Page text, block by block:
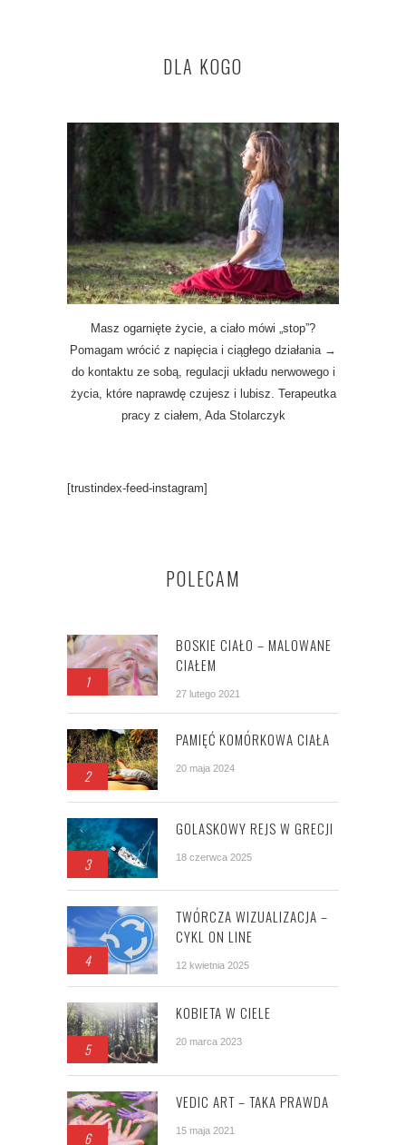
DLA KOGO
Masz ogarnięte życie, a ciało mówi „stop”?
Pomagam wrócić z napięcia i ciągłego działania →
do kontaktu ze sobą, regulacji układu nerwowego i
życia, które naprawdę czujesz i lubisz. Terapeutka
pracy z ciałem, Ada Stolarczyk
[trustindex-feed-instagram]
POLECAM
1
BOSKIE CIAŁO – MALOWANE
CIAŁEM
27 lutego 2021
2
PAMIĘĆ KOMÓRKOWA CIAŁA
20 maja 2024
3
GOLASKOWY REJS W GRECJI
18 czerwca 2025
4
TWÓRCZA WIZUALIZACJA –
CYKL ON LINE
12 kwietnia 2025
5
KOBIETA W CIELE
20 marca 2023
6
VEDIC ART – TAKA PRAWDA
15 maja 2021